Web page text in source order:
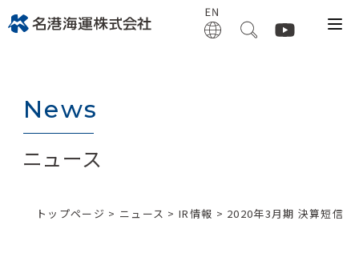
News
ニュース
トップページ > ニュース >IR情報 > 2020年3月期 決算短信